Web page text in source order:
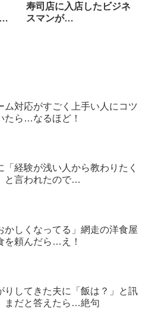
寿司店に入店したビジネ
スマンが…
ム対応がすごく上手い人にコツ
たら…なるほど！
「経験が浅い人から教わりたく
と言われたので…
かしくなってる」網走の洋食屋
を頼んだら…え！
りしてきた夫に「飯は？」と訊
まだと答えたら…絶句